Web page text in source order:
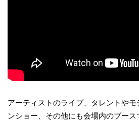
アーティストのライブ、タレントやモ
ンショー、その他にも会場内のブー